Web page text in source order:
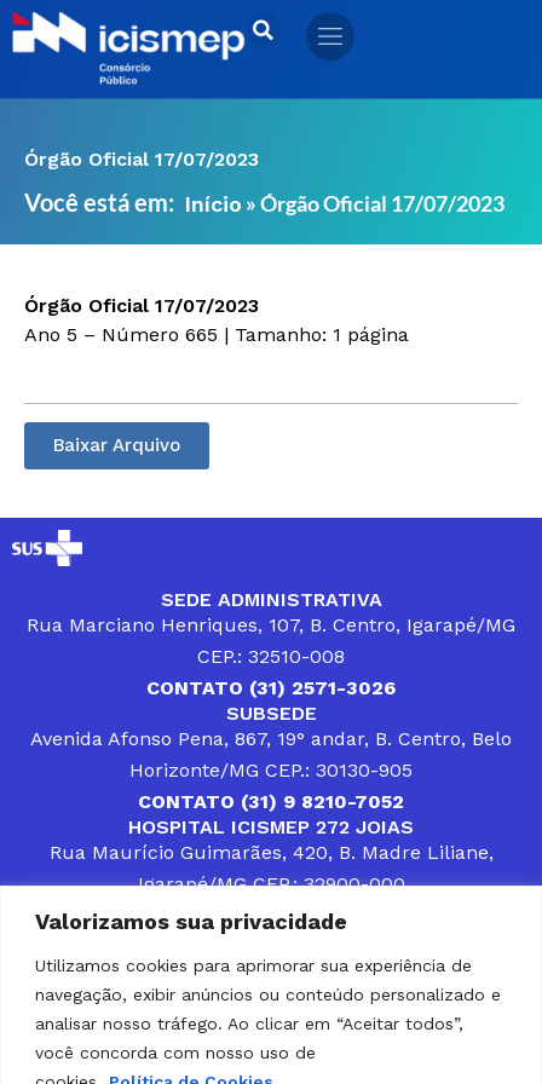
Valorizamos sua privacidade
Utilizamos cookies para aprimorar sua experiência de
navegação, exibir anúncios ou conteúdo personalizado e
analisar nosso tráfego. Ao clicar em “Aceitar todos”,
você concorda com nosso uso de
Ir
para
Órgão Oficial 17/07/2023
Você está em: Início »Órgão Oficial 17/07/2023
Órgão Oficial 17/07/2023
Ano 5 – Número 665 | Tamanho: 1 página
Baixar Arquivo
SEDE ADMINISTRATIVA
Rua Marciano Henriques, 107, B. Centro, Igarapé/MG
CEP.: 32510-008
CONTATO (31) 2571-3026
SUBSEDE
Avenida Afonso Pena, 867, 19° andar, B. Centro, Belo
Horizonte/MG CEP.: 30130-905
CONTATO (31) 9 8210-7052
HOSPITAL ICISMEP 272 JOIAS
Rua Maurício Guimarães, 420, B. Madre Liliane,
Igarapé/MG CEP.: 32900-000
CONTATOS (31) 3512-4400 ou (31) 9 8309-8660
DESENVOLVER SOLUÇÕES, AÇÕES E SERVIÇOS
PÚBLICOS QUE COMPLEMENTEM A ASSISTÊNCIA À
POPULAÇÃO DA REGIÃO EM QUE ATUA, SENDO
PARCEIRO DOS MUNICÍPIOS CONSORCIADOS NA
SOLUÇÃO DE DIFICULDADES ENFRENTADAS POR
GESTORES MUNICIPAIS, É O COMPROMISSO DO
ICISMEP.